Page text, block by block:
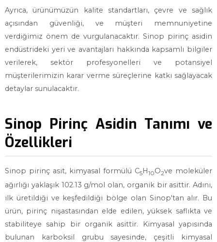
Ayrıca, ürünümüzün kalite standartları, çevre ve sağlık
açısından güvenliği, ve müşteri memnuniyetine
verdiğimiz önem de vurgulanacaktır. Sinop pirinç asidin
endüstrideki yeri ve avantajları hakkında kapsamlı bilgiler
verilerek, sektör profesyonelleri ve potansiyel
müşterilerimizin karar verme süreçlerine katkı sağlayacak
detaylar sunulacaktır.
Sinop Pirinç Asidin Tanımı ve
Özellikleri
Sinop pirinç asit, kimyasal formülü C5H10O2ve moleküler
ağırlığı yaklaşık 102.13 g/mol olan, organik bir asittir. Adını,
ilk üretildiği ve keşfedildiği bölge olan Sinop'tan alır. Bu
ürün, pirinç nişastasından elde edilen, yüksek saflıkta ve
stabiliteye sahip bir organik asittir. Kimyasal yapısında
bulunan karboksil grubu sayesinde, çeşitli kimyasal